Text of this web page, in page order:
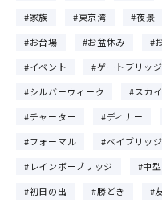
家族
東京湾 夜景
お台場
お盆休み
イベント
ゲートブリッジ
シルバーウィーク
スカ
チャーター
ディナー
フォーマル
ベイブリッジ
レインボーブリッジ
中
初日の出
勝どき